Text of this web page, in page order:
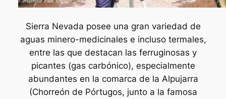
Sierra Nevada posee una gran variedad de
aguas minero-medicinales e incluso termales,
entre las que destacan las ferruginosas y
picantes (gas carbónico), especialmente
abundantes en la comarca de la Alpujarra
(Chorreón de Pórtugos, junto a la famosa